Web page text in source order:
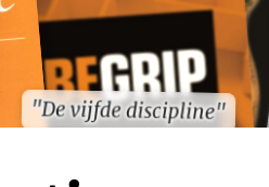
"De vijfde discipline"
"De vijfde discipline"